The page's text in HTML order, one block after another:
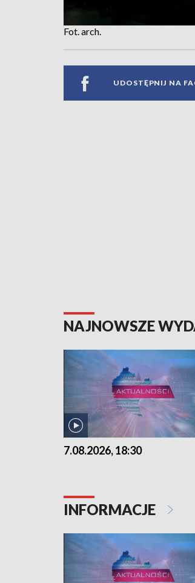
Fot. arch.
UDOSTĘPNIJ NA
NAJNOWSZE
7.08.2026, 18:30
INFORMACJE